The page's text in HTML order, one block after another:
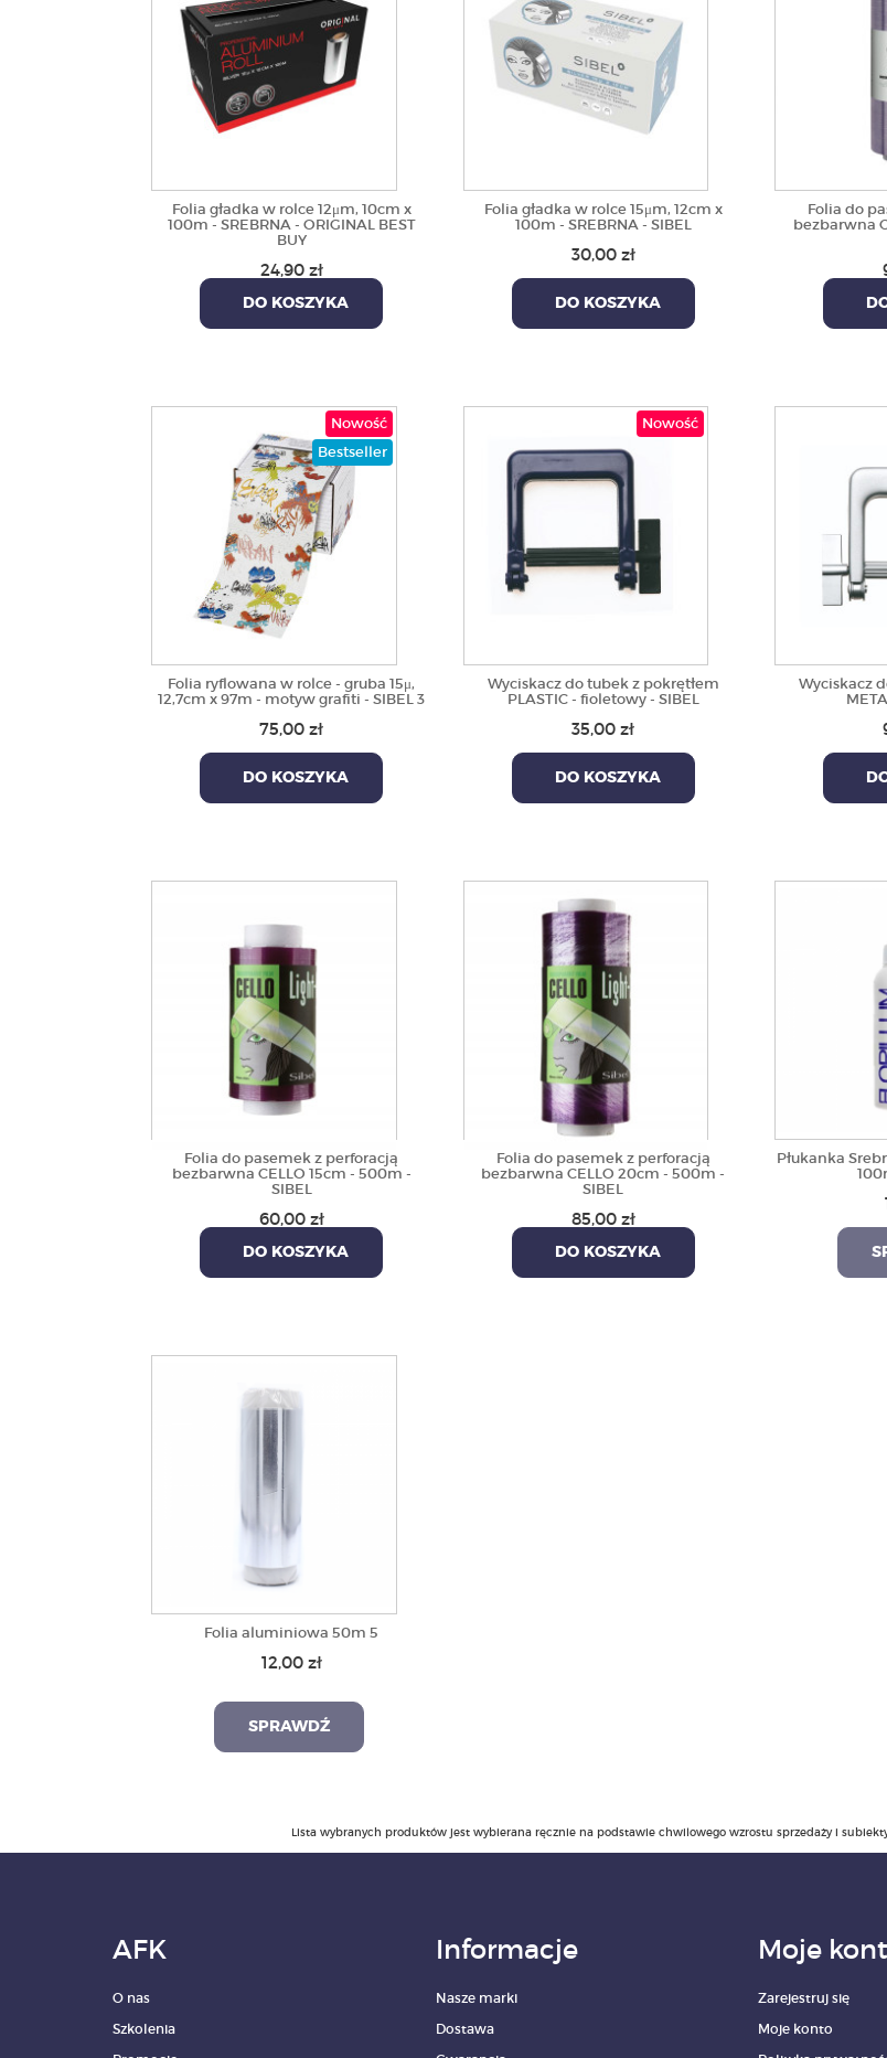
Folia gładka w rolce 12μm, 10cm x
100m - SREBRNA - ORIGINAL BEST
BUY
24,90 zł
DO KOSZYKA
Folia gładka w rolce 15μm, 12cm x
100m - SREBRNA - SIBEL
30,00 zł
DO KOSZYKA
Folia do
bezbarwna
Nowość
Bestseller
Folia ryflowana w rolce - gruba 15μ,
12,7cm x 97m - motyw grafiti - SIBEL 3
75,00 zł
DO KOSZYKA
Nowość
Wyciskacz do tubek z pokrętłem
PLASTIC - fioletowy - SIBEL
35,00 zł
DO KOSZYKA
Wyciskacz
Folia do pasemek z perforacją
bezbarwna CELLO 15cm - 500m -
SIBEL
60,00 zł
DO KOSZYKA
Folia do pasemek z perforacją
bezbarwna CELLO 20cm - 500m -
SIBEL
85,00 zł
DO KOSZYKA
Płukanka
Folia aluminiowa 50m 5
12,00 zł
SPRAWDŹ
Lista wybranych produktów jest wybierana ręcznie na podstawie chwilowego wzrostu sprzedaży i
AFK
O nas
Szkolenia
Informacje
Nasze marki
Dostawa
Moje
Zarejestruj się
Moje konto